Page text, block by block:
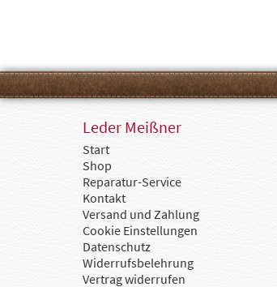
Doppler
dugros
Eoto
Ergobag
Fabrizio
Fjällräven
Flanigan
Flynka
Gerry Weber
Golden Head
Goldline
GOT BAG
Götz
Guess
Leder Meißner
Start
Shop
Reparatur-Service
Kontakt
Versand und Zahlung
Cookie Einstellungen
Datenschutz
Widerrufsbelehrung
Vertrag widerrufen